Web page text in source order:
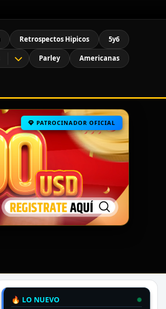
Retrospectos Hipicos 5y6
Parley Americanas
PATROCINADOR OFICIAL
🔥 LO NUEVO